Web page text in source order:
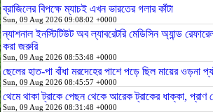
ব্রাজিলের বিপক্ষে ম্যাচই এখন ভারতের গলার কাঁটা
Sun, 09 Aug 2026 09:08:02 +0000
ন্যাশনাল ইনস্টিটিউট অব ল্যাবরেটরি মেডিসিন অ্যান্ড
করা জরুরি
Sun, 09 Aug 2026 08:53:48 +0000
ছেলের হাত-পা বাঁধা মরদেহের পাশে পড়ে ছিল মায়ের ওড়না
Sun, 09 Aug 2026 08:45:57 +0000
থেমে থাকা ট্রাকে পেছন থেকে আরেক ট্রাকের ধাক্কা,
Sun, 09 Aug 2026 08:31:48 +0000